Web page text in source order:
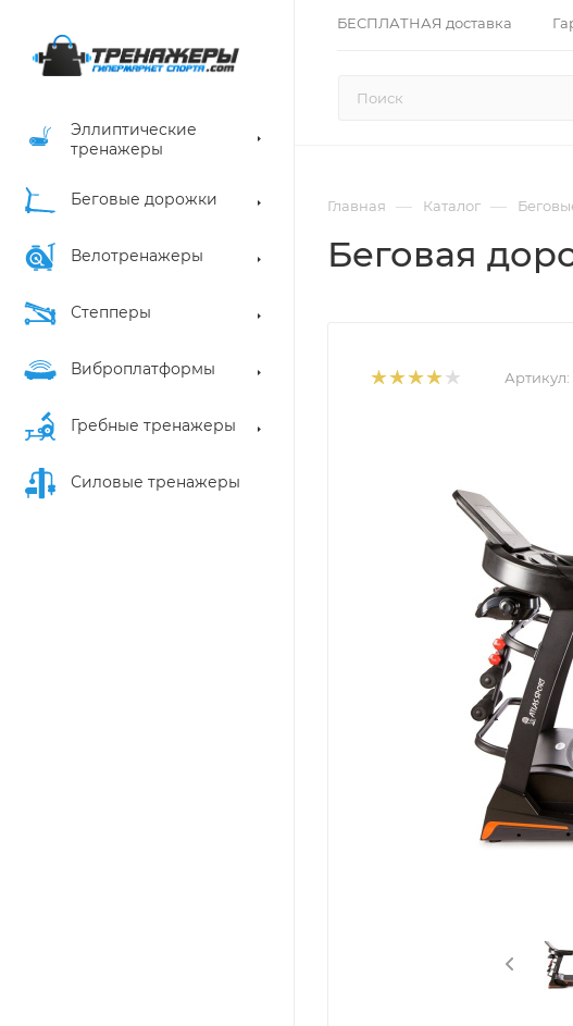
БЕСПЛАТНАЯ доставка
Эллиптические
тренажеры
Беговые дорожки
Велотренажеры
Степперы
Виброплатформы
Гребные тренажеры
Силовые тренажеры
Главная — Каталог —
Беговая
Артикул: